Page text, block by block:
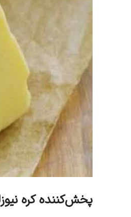
پخش‌کننده کره